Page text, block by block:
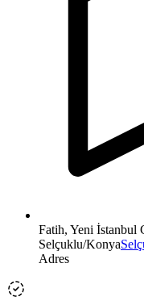
Fatih, Yeni İstanbul
Selçuklu/Konya
Adres